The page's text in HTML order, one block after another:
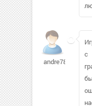
andre7807627
с